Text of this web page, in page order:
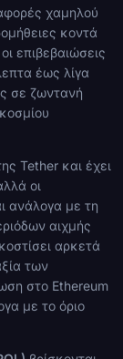
χαμηλού
κοντά
επιβεβαιώσεις
έως λίγα
σε ζωντανή
Tether και έχει
οι
ανάλογα με τη
αιχμής
αρκετά
των
στο Ethereum
με το όριο